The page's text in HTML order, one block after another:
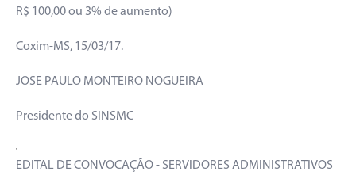
R$ 100,00 ou 3% de aumento)
Coxim-MS, 15/03/17.
JOSE PAULO MONTEIRO NOGUEIRA
Presidente do SINSMC
EDITAL DE CONVOCAÇÃO - SERVIDORES ADMINISTRATIVOS